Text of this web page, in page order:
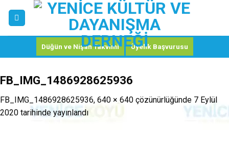
Düğün ve Nişan Takvimi Üyelik Başvurusu
FB_IMG_1486928625936
FB_IMG_1486928625936, 640 × 640 çözünürlüğünde 7 Eylül
2020 tarihinde yayınlandı